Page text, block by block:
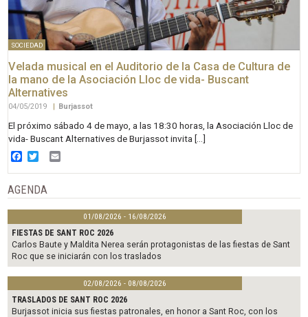
SOCIEDAD
Velada musical en el Auditorio de la Casa de Cultura de
la mano de la Asociación Lloc de vida- Buscant
Alternatives
04/05/2019 Burjassot
El próximo sábado 4 de mayo, a las 18:30 horas, la Asociación Lloc de
vida- Buscant Alternatives de Burjassot invita […]
Facebook
Twitter
AGENDA
01/08/2026 - 16/08/2026
FIESTAS DE SANT ROC 2026
Carlos Baute y Maldita Nerea serán protagonistas de las fiestas de Sant
Roc que se iniciarán con los traslados
02/08/2026 - 08/08/2026
TRASLADOS DE SANT ROC 2026
Burjassot inicia sus fiestas patronales, en honor a Sant Roc, con los